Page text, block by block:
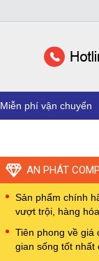
Miễn phí vận chuyển
AN PHÁT
Sản phẩm chính
vượt trội, hàng
Tiên phong về giá
gian sống tốt nhất